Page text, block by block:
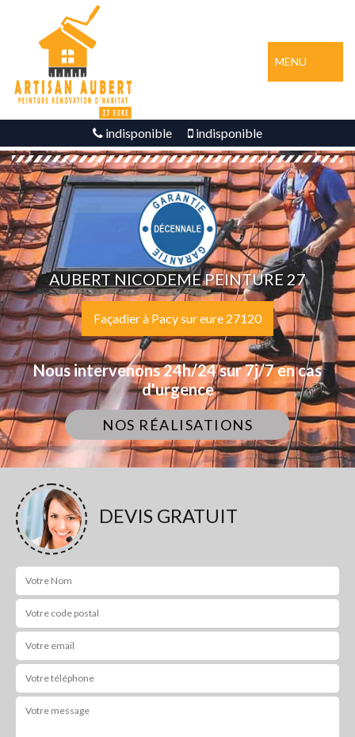
MENU
indisponible indisponible
AUBERT NICODEME PEINTURE 27
Façadier à Pacy sur eure 27120
Nous intervenons 24h/24 sur 7j/7 en cas
d'urgence
NOS RÉALISATIONS
DEVIS GRATUIT